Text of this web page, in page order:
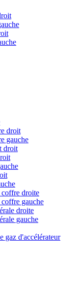
droit
gauche
droit
coffre droite
gauche
droite
gauche
gaz d'accélérateur